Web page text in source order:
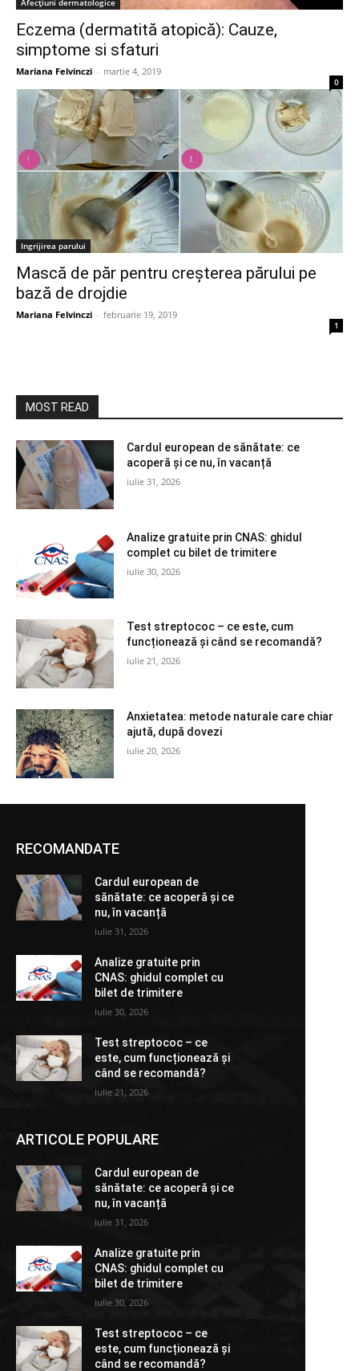
Afecțiuni dermatologice
Eczema (dermatită atopică): Cauze,
simptome si sfaturi
Mariana Felvinczi - martie 4, 2019
0
Ingrijirea parului
Mască de păr pentru creșterea părului pe
bază de drojdie
Mariana Felvinczi - februarie 19, 2019
1
MOST READ
Cardul european de sănătate: ce
acoperă și ce nu, în vacanță
iulie 31, 2026
Analize gratuite prin CNAS: ghidul
complet cu bilet de trimitere
iulie 30, 2026
Test streptococ – ce este, cum
funcționează și când se recomandă?
iulie 21, 2026
Anxietatea: metode naturale care chiar
ajută, după dovezi
iulie 20, 2026
RECOMANDATE
Cardul european de
sănătate: ce acoperă și ce
nu, în vacanță
iulie 31, 2026
Analize gratuite prin
CNAS: ghidul complet cu
bilet de trimitere
iulie 30, 2026
Test streptococ – ce
este, cum funcționează și
când se recomandă?
iulie 21, 2026
ARTICOLE POPULARE
Cardul european de
sănătate: ce acoperă și ce
nu, în vacanță
iulie 31, 2026
Analize gratuite prin
CNAS: ghidul complet cu
bilet de trimitere
iulie 30, 2026
Test streptococ – ce
este, cum funcționează și
când se recomandă?